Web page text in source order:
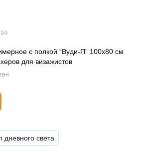
с полкой “Вуди-П” 100х80 см
для визажистов
дневного света